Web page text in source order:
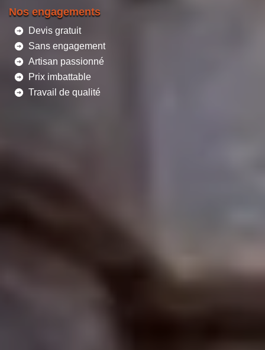
Nos engagements
Devis gratuit
Sans engagement
Artisan passionné
Prix imbattable
Travail de qualité